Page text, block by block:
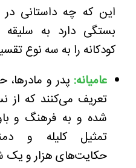
این که چه داستانی
بستگی دارد به سلیقه
کودکانه را به سه نوع
عامیانه: پدر و
تعریف می‌کنند که از
شده و به فرهنگ و
تمثیل کلیله و
حکایت‌های هزار و